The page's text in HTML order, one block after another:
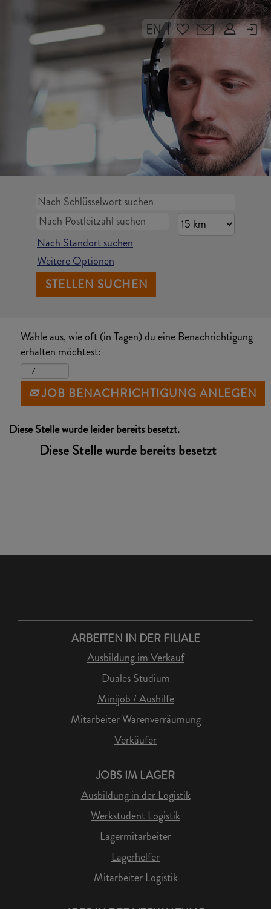
|
Nach Standort suchen
Weitere Optionen
Wähle aus, wie oft (in Tagen) du eine Benachrichtigung
erhalten möchtest:
JOB BENACHRICHTIGUNG ANLEGEN
Diese Stelle wurde leider bereits besetzt.
Diese Stelle wurde bereits besetzt
ARBEITEN IN DER FILIALE
Ausbildung im Verkauf
Duales Studium
Minijob / Aushilfe
Mitarbeiter Warenverräumung
Verkäufer
JOBS IM LAGER
Ausbildung in der Logistik
Werkstudent Logistik
Lagermitarbeiter
Lagerhelfer
Mitarbeiter Logistik